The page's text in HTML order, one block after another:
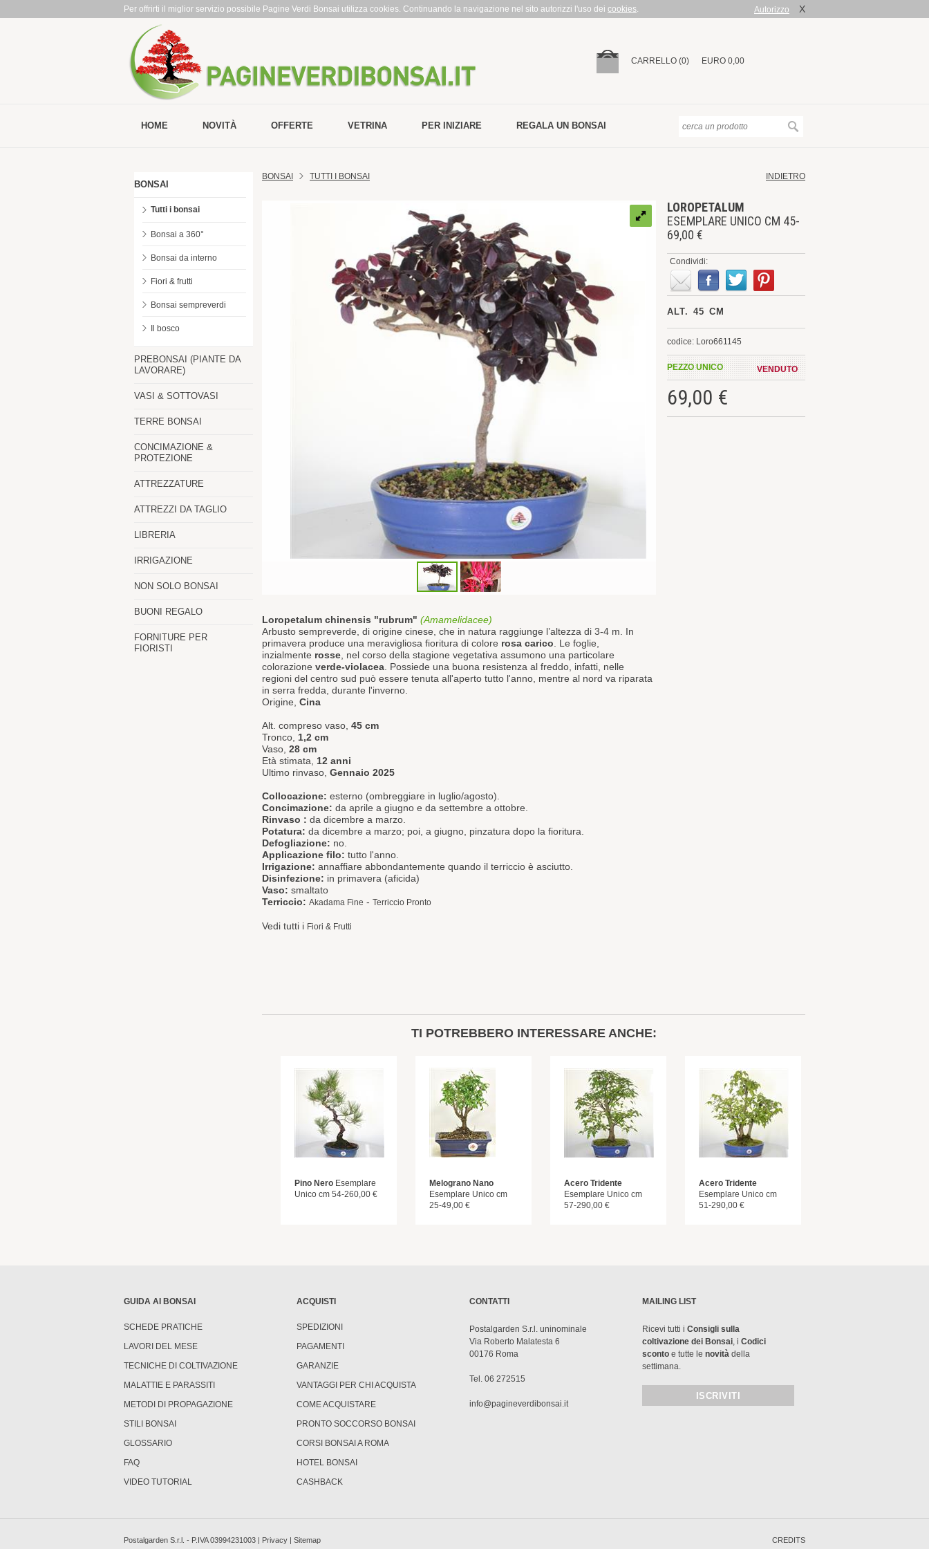
Per offrirti il miglior servizio possibile Pagine Verdi Bonsai utilizza cookies. Continuando la navigazione nel sito autorizzi l'uso dei cookies. Autorizzo X
CARRELLO (0) EURO 0,00
HOME NOVITÀ OFFERTE VETRINA PER INIZIARE REGALA UN BONSAI
BONSAI
Tutti i bonsai
Bonsai a 360°
Bonsai da interno
Fiori & frutti
Bonsai sempreverdi
Il bosco
PREBONSAI (PIANTE DA
LAVORARE)
VASI & SOTTOVASI
TERRE BONSAI
CONCIMAZIONE &
PROTEZIONE
ATTREZZATURE
ATTREZZI DA TAGLIO
LIBRERIA
IRRIGAZIONE
NON SOLO BONSAI
BUONI REGALO
FORNITURE PER
FIORISTI
BONSAI TUTTI I BONSAI INDIETRO
Loropetalum chinensis "rubrum" (Amamelidacee)
Arbusto sempreverde, di origine cinese, che in natura raggiunge l’altezza di 3-4 m. In
primavera produce una meravigliosa fioritura di colore rosa carico . Le foglie,
inzialmente rosse , nel corso della stagione vegetativa assumono una particolare
colorazione verde-violacea . Possiede una buona resistenza al freddo, infatti, nelle
regioni del centro sud può essere tenuta all'aperto tutto l'anno, mentre al nord va riparata
in serra fredda, durante l'inverno.
Origine, Cina
Alt. compreso vaso, 45 cm
Tronco, 1,2 cm
Vaso, 28 cm
Età stimata, 12 anni
Ultimo rinvaso, Gennaio 2025
Collocazione: esterno (ombreggiare in luglio/agosto).
Concimazione: da aprile a giugno e da settembre a ottobre.
Rinvaso : da dicembre a marzo.
Potatura: da dicembre a marzo; poi, a giugno, pinzatura dopo la fioritura.
Defogliazione: no.
Applicazione filo: tutto l'anno.
Irrigazione: annaffiare abbondantemente quando il terriccio è asciutto.
Disinfezione: in primavera (aficida)
Vaso: smaltato
Terriccio: Akadama Fine - Terriccio Pronto
Vedi tutti i Fiori & Frutti
LOROPETALUM
ESEMPLARE UNICO CM 45-
69,00 €
Condividi:
ALT. 45 CM
codice: Loro661145
PEZZO UNICO
69,00 €
VENDUTO
TI POTREBBERO INTERESSARE ANCHE:
Pino Nero Esemplare
Unico cm 54-260,00 €
Melograno Nano
Esemplare Unico cm
25-49,00 €
Acero Tridente
Esemplare Unico cm
57-290,00 €
Acero Tridente
Esemplare Unico cm
51-290,00 €
GUIDA AI BONSAI
SCHEDE PRATICHE
LAVORI DEL MESE
TECNICHE DI COLTIVAZIONE
MALATTIE E PARASSITI
METODI DI PROPAGAZIONE
STILI BONSAI
GLOSSARIO
FAQ
VIDEO TUTORIAL
ACQUISTI
SPEDIZIONI
PAGAMENTI
GARANZIE
VANTAGGI PER CHI ACQUISTA
COME ACQUISTARE
PRONTO SOCCORSO BONSAI
CORSI BONSAI A ROMA
HOTEL BONSAI
CASHBACK
CONTATTI
Postalgarden S.r.l. uninominale
Via Roberto Malatesta 6
00176 Roma
Tel. 06 272515
info@pagineverdibonsai.it
MAILING LIST
Ricevi tutti i Consigli sulla
coltivazione dei Bonsai, i Codici
sconto e tutte le novità della
settimana.
Postalgarden S.r.l. - P.IVA 03994231003 | Privacy | Sitemap CREDITS